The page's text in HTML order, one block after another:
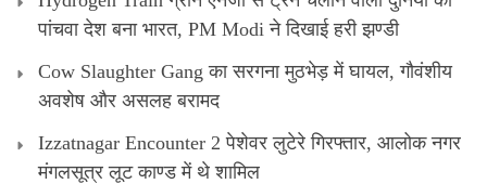
पांचवा देश बना भारत, PM Modi ने दिखाई हरी झण्डी
Cow Slaughter Gang का सरगना मुठभेड़ में घायल, गौवंशीय
अवशेष और असलह बरामद
Izzatnagar Encounter 2 पेशेवर लुटेरे गिरफ्तार, आलोक नगर
मंगलसूत्र लूट काण्‍ड में थे शामिल